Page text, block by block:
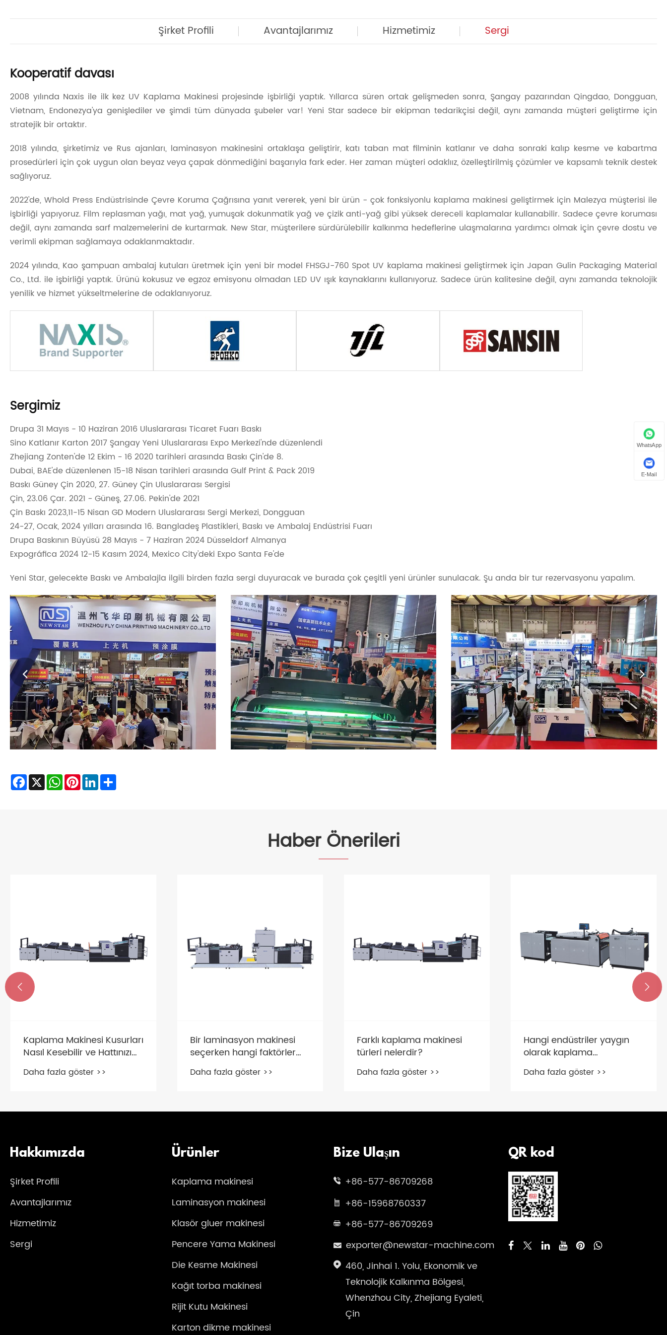
Şirket Profili Avantajlarımız Hizmetimiz Sergi
Kooperatif davası
2008 yılında Naxis ile ilk kez UV Kaplama Makinesi projesinde işbirliği yaptık. Yıllarca süren ortak gelişmeden sonra, Şangay pazarından Qingdao, Dongguan,
Vietnam, Endonezya'ya genişlediler ve şimdi tüm dünyada şubeler var! Yeni Star sadece bir ekipman tedarikçisi değil, aynı zamanda müşteri geliştirme için
stratejik bir ortaktır.
2018 yılında, şirketimiz ve Rus ajanları, laminasyon makinesini ortaklaşa geliştirir, katı taban mat filminin katlanır ve daha sonraki kalıp kesme ve kabartma
prosedürleri için çok uygun olan beyaz veya çapak dönmediğini başarıyla fark eder. Her zaman müşteri odaklıız, özelleştirilmiş çözümler ve kapsamlı teknik destek
sağlıyoruz.
2022'de, Whold Press Endüstrisinde Çevre Koruma Çağrısına yanıt vererek, yeni bir ürün - çok fonksiyonlu kaplama makinesi geliştirmek için Malezya müşterisi ile
işbirliği yapıyoruz. Film replasman yağı, mat yağ, yumuşak dokunmatik yağ ve çizik anti-yağ gibi yüksek dereceli kaplamalar kullanabilir. Sadece çevre koruması
değil, aynı zamanda sarf malzemelerini de kurtarmak. New Star, müşterilere sürdürülebilir kalkınma hedeflerine ulaşmalarına yardımcı olmak için çevre dostu ve
verimli ekipman sağlamaya odaklanmaktadır.
2024 yılında, Kao şampuan ambalaj kutuları üretmek için yeni bir model FHSGJ-760 Spot UV kaplama makinesi geliştirmek için Japan Gulin Packaging Material
Co., Ltd. ile işbirliği yaptık. Ürünü kokusuz ve egzoz emisyonu olmadan LED UV ışık kaynaklarını kullanıyoruz. Sadece ürün kalitesine değil, aynı zamanda teknolojik
yenilik ve hizmet yükseltmelerine de odaklanıyoruz.
Sergimiz
Drupa 31 Mayıs - 10 Haziran 2016 Uluslararası Ticaret Fuarı Baskı
Sino Katlanır Karton 2017 Şangay Yeni Uluslararası Expo Merkezi'nde düzenlendi
Zhejiang Zonten'de 12 Ekim - 16 2020 tarihleri ​​arasında Baskı Çin'de 8.
Dubai, BAE'de düzenlenen 15-18 Nisan tarihleri ​​arasında Gulf Print & Pack 2019
Baskı Güney Çin 2020, 27. Güney Çin Uluslararası Sergisi
Çin, 23.06 Çar. 2021 - Güneş, 27.06. Pekin'de 2021
Çin Baskı 2023,11-15 Nisan GD Modern Uluslararası Sergi Merkezi, Dongguan
24-27, Ocak, 2024 yılları arasında 16. Bangladeş Plastikleri, Baskı ve Ambalaj Endüstrisi Fuarı
Drupa Baskının Büyüsü 28 Mayıs - 7 Haziran 2024 Düsseldorf Almanya
Expográfica 2024 12-15 Kasım 2024, Mexico City'deki Expo Santa Fe'de
Yeni Star, gelecekte Baskı ve Ambalajla ilgili birden fazla sergi duyuracak ve burada çok çeşitli yeni ürünler sunulacak. Şu anda bir tur rezervasyonu yapalım.
Facebook
X WhatsApp
PinterestLinkedIn
Haber Önerileri
Kaplama Makinesi Kusurları
Nasıl Kesebilir ve Hattınızı
Daha fazla göster >>
Bir laminasyon makinesi
seçerken hangi faktörler
Daha fazla göster >>
Farklı kaplama makinesi
türleri nelerdir?
Daha fazla göster >>
Hangi endüstriler yaygın
olarak kaplama
Daha fazla göster >>
 
Hakkımızda
Şirket Profili
Avantajlarımız
Hizmetimiz
Sergi
Ürünler
Kaplama makinesi
Laminasyon makinesi
Klasör gluer makinesi
Pencere Yama Makinesi
Die Kesme Makinesi
Kağıt torba makinesi
Rijit Kutu Makinesi
Karton dikme makinesi
Bize Ulaşın
+86-577-86709268
+86-15968760337
+86-577-86709269
exporter@newstar-machine.com
460, Jinhai 1. Yolu, Ekonomik ve
Teknolojik Kalkınma Bölgesi,
Whenzhou City, Zhejiang Eyaleti,
Çin
QR kod
WhatsApp
E-Mail